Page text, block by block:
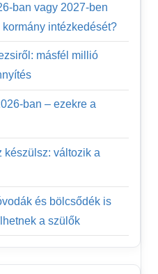
ban vagy 2027-ben
intézkedését?
másfél millió
ban – ezekre a
készülsz: változik a
és bölcsődék is
a szülők